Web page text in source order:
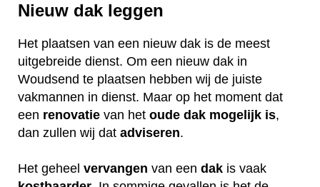
Nieuw dak leggen
Het plaatsen van een nieuw dak is de meest
uitgebreide dienst. Om een nieuw dak in
Woudsend te plaatsen hebben wij de juiste
vakmannen in dienst. Maar op het moment dat
een renovatie van het oude dak mogelijk is,
dan zullen wij dat adviseren.
Het geheel vervangen van een dak is vaak